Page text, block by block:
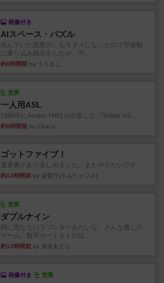
画像付き
AIスペース・パズル
住んでいた惑星が、もうダメになったので宇宙船
に乗り込み脱出をしたが、宇...
約8時間前 by うらまこ
充実
一人用ASL
1995年にAvalon Hill社が出版した『Solitair AS...
約9時間前 by Chaco
ゴットファイブ！
運要素があり楽しめました。またやりたいです。
約13時間前 by 金賢守(キムヒョンス)
充実
ダブルナイン
雑に死なないラブレターみたいな、そんな感じの
ゲーム。数字カードを１の位...
約13時間前 by 深水あどら
画像付き 充実